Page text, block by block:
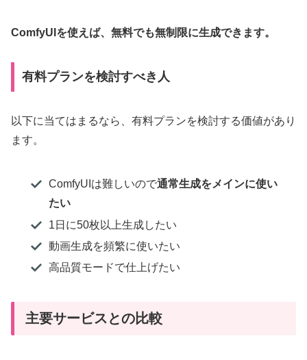
ComfyUIを使えば、無料でも無制限に生成できます。
有料プランを検討すべき人
以下に当てはまるなら、有料プランを検討する価値があり
ます。
ComfyUIは難しいので通常生成をメインに使い
たい
1日に50枚以上生成したい
動画生成を頻繁に使いたい
高品質モードで仕上げたい
主要サービスとの比較